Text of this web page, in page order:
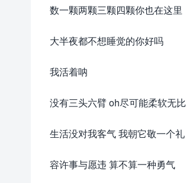
数一颗两颗三颗四颗你也在这里
大半夜都不想睡觉的你好吗
我活着呐
没有三头六臂 oh尽可能柔软无比
生活没对我客气 我朝它敬一个礼
容许事与愿违 算不算一种勇气